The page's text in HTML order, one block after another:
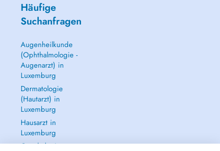
Häufige
Suchanfragen
Augenheilkunde
(Ophthalmologie -
Augenarzt) in
Luxemburg
Dermatologie
(Hautarzt) in
Luxemburg
Hausarzt in
Luxemburg
Gynäkologie